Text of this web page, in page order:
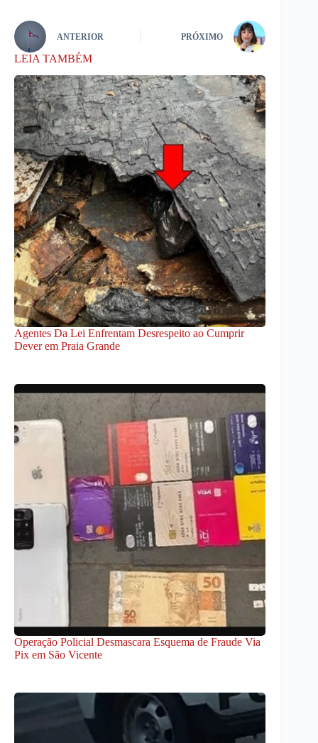
ANTERIOR PRÓXIMO
LEIA TAMBÉM
Agentes Da Lei Enfrentam Desrespeito ao Cumprir
Dever em Praia Grande
Operação Policial Desmascara Esquema de Fraude Via
Pix em São Vicente